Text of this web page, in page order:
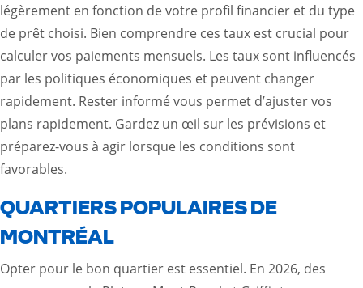
légèrement en fonction de votre profil financier et du type
de prêt choisi. Bien comprendre ces taux est crucial pour
calculer vos paiements mensuels. Les taux sont influencés
par les politiques économiques et peuvent changer
rapidement. Rester informé vous permet d’ajuster vos
plans rapidement. Gardez un œil sur les prévisions et
préparez-vous à agir lorsque les conditions sont
favorables.
QUARTIERS POPULAIRES DE
MONTRÉAL
Opter pour le bon quartier est essentiel. En 2026, des